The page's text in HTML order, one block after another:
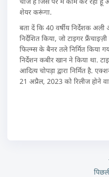
शेयर करूंगा.
बता दें कि 40 वर्षीय निर्देशक
निर्देशित किया, जो टाइगर
फिल्म्स के बैनर तले निर्मित किया
निर्देशन कबीर खान ने किया था.
आदित्य चोपड़ा द्वारा निर्मित है.
21 अप्रैल, 2023 को रिलीज होने